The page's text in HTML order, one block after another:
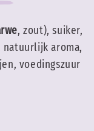
, zout), suiker,
aroma,
voedingszuur